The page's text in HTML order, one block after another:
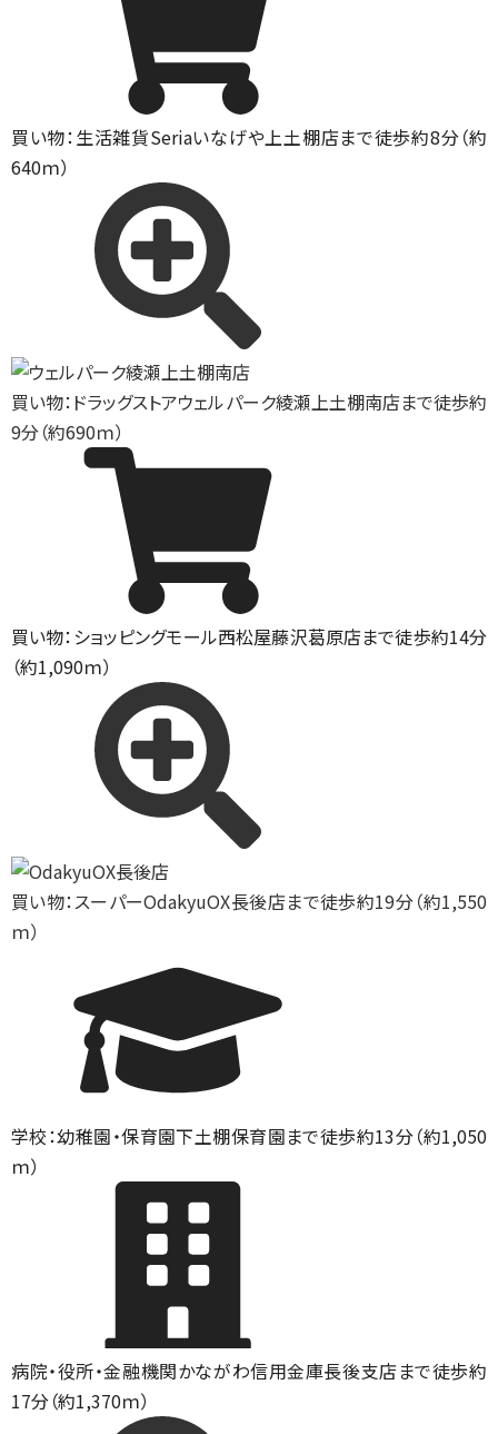
買い物：生活雑貨Seriaいなげや上土棚店まで徒歩約8分（約
640ｍ）
買い物：ドラッグストアウェルパーク綾瀬上土棚南店まで徒歩約
9分（約690ｍ）
買い物：ショッピングモール西松屋藤沢葛原店まで徒歩約14分
（約1,090ｍ）
買い物：スーパーOdakyuOX長後店まで徒歩約19分（約1,550
ｍ）
学校：幼稚園・保育園下土棚保育園まで徒歩約13分（約1,050
ｍ）
病院・役所・金融機関かながわ信用金庫長後支店まで徒歩約
17分（約1,370ｍ）